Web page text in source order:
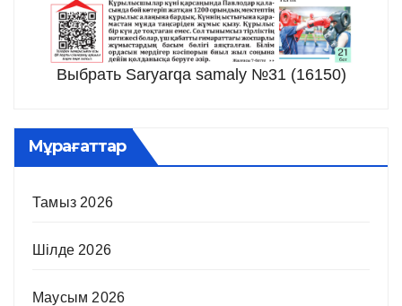
Выбрать Saryarqa samaly №31 (16150)
Мұрағаттар
Тамыз 2026
Шілде 2026
Маусым 2026